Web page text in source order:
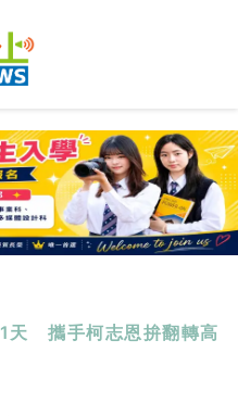
天 攜手柯志恩拚翻轉高